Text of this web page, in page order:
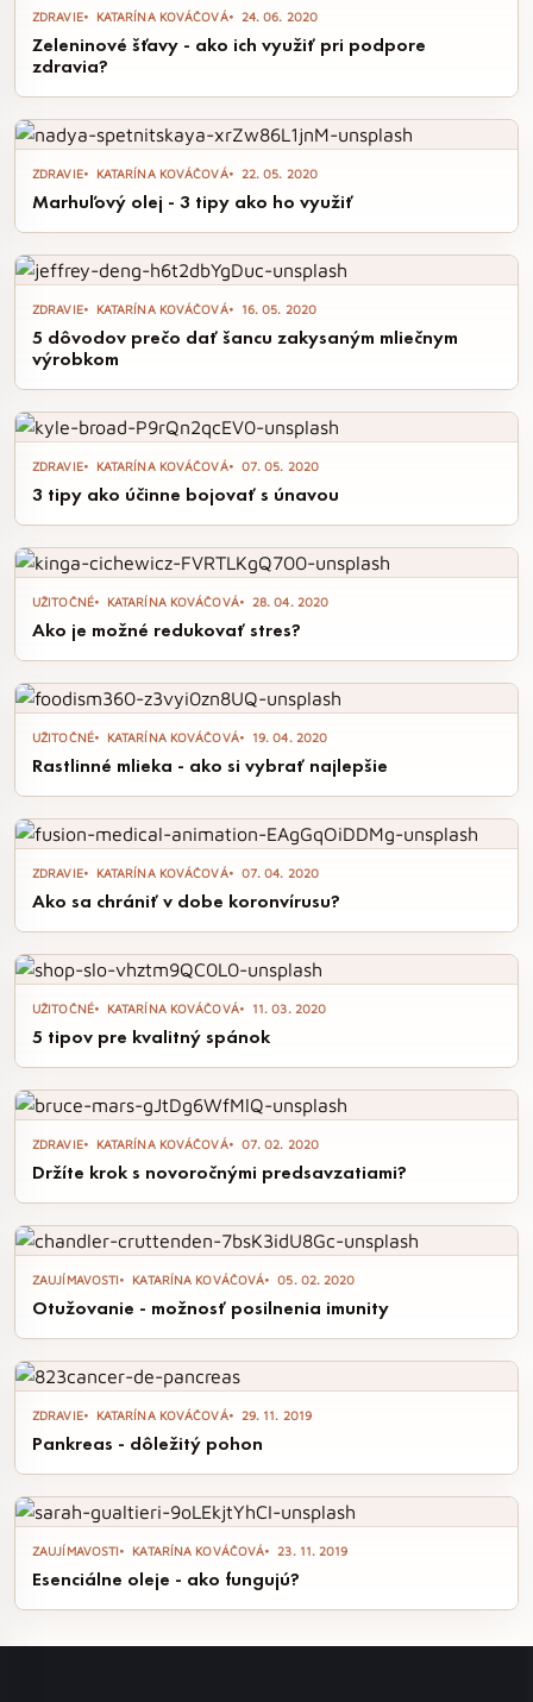
ZDRAVIE KATARÍNA KOVÁČOVÁ 24. 06. 2020
Zeleninové šťavy - ako ich využiť pri podpore
zdravia?
ZDRAVIE KATARÍNA KOVÁČOVÁ 22. 05. 2020
Marhuľový olej - 3 tipy ako ho využiť
ZDRAVIE KATARÍNA KOVÁČOVÁ 16. 05. 2020
5 dôvodov prečo dať šancu zakysaným mliečnym
výrobkom
ZDRAVIE KATARÍNA KOVÁČOVÁ 07. 05. 2020
3 tipy ako účinne bojovať s únavou
UŽITOČNÉ KATARÍNA KOVÁČOVÁ 28. 04. 2020
Ako je možné redukovať stres?
UŽITOČNÉ KATARÍNA KOVÁČOVÁ 19. 04. 2020
Rastlinné mlieka - ako si vybrať najlepšie
ZDRAVIE KATARÍNA KOVÁČOVÁ 07. 04. 2020
Ako sa chrániť v dobe koronvírusu?
UŽITOČNÉ KATARÍNA KOVÁČOVÁ 11. 03. 2020
5 tipov pre kvalitný spánok
ZDRAVIE KATARÍNA KOVÁČOVÁ 07. 02. 2020
Držíte krok s novoročnými predsavzatiami?
ZAUJÍMAVOSTI KATARÍNA KOVÁČOVÁ 05. 02. 2020
Otužovanie - možnosť posilnenia imunity
ZDRAVIE KATARÍNA KOVÁČOVÁ 29. 11. 2019
Pankreas - dôležitý pohon
ZAUJÍMAVOSTI KATARÍNA KOVÁČOVÁ 23. 11. 2019
Esenciálne oleje - ako fungujú?